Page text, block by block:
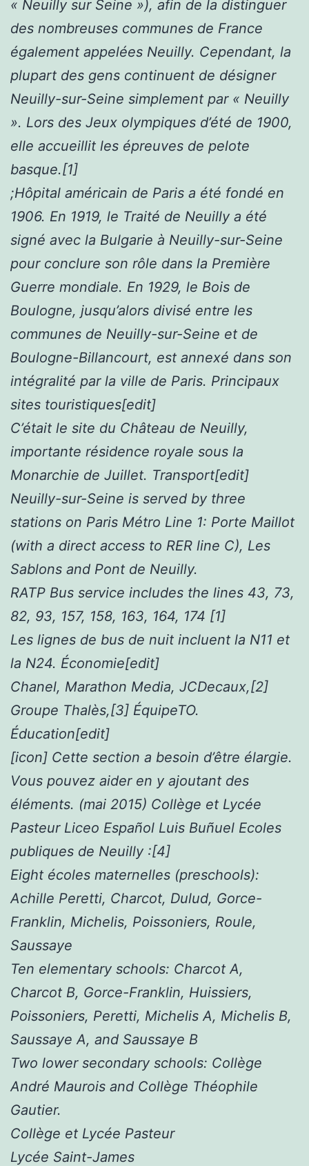
« Neuilly sur Seine »), afin de la distinguer
des nombreuses communes de France
également appelées Neuilly. Cependant, la
plupart des gens continuent de désigner
Neuilly-sur-Seine simplement par « Neuilly
». Lors des Jeux olympiques d’été de 1900,
elle accueillit les épreuves de pelote
basque.[1]
;Hôpital américain de Paris a été fondé en
1906. En 1919, le Traité de Neuilly a été
signé avec la Bulgarie à Neuilly-sur-Seine
pour conclure son rôle dans la Première
Guerre mondiale. En 1929, le Bois de
Boulogne, jusqu’alors divisé entre les
communes de Neuilly-sur-Seine et de
Boulogne-Billancourt, est annexé dans son
intégralité par la ville de Paris. Principaux
sites touristiques[edit]
C’était le site du Château de Neuilly,
importante résidence royale sous la
Monarchie de Juillet. Transport[edit]
Neuilly-sur-Seine is served by three
stations on Paris Métro Line 1: Porte Maillot
(with a direct access to RER line C), Les
Sablons and Pont de Neuilly.
RATP Bus service includes the lines 43, 73,
82, 93, 157, 158, 163, 164, 174 [1]
Les lignes de bus de nuit incluent la N11 et
la N24. Économie[edit]
Chanel, Marathon Media, JCDecaux,[2]
Groupe Thalès,[3] ÉquipeTO.
Éducation[edit]
[icon] Cette section a besoin d’être élargie.
Vous pouvez aider en y ajoutant des
éléments. (mai 2015) Collège et Lycée
Pasteur Liceo Español Luis Buñuel Ecoles
publiques de Neuilly :[4]
Eight écoles maternelles (preschools):
Achille Peretti, Charcot, Dulud, Gorce-
Franklin, Michelis, Poissoniers, Roule,
Saussaye
Ten elementary schools: Charcot A,
Charcot B, Gorce-Franklin, Huissiers,
Poissoniers, Peretti, Michelis A, Michelis B,
Saussaye A, and Saussaye B
Two lower secondary schools: Collège
André Maurois and Collège Théophile
Gautier.
Collège et Lycée Pasteur
Lycée Saint-James